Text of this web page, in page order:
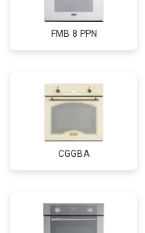
FMB 8 PPN
CGGBA